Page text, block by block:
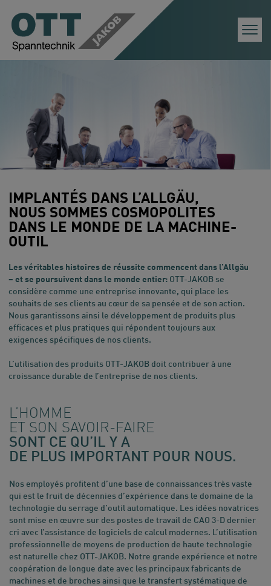
IMPLANTÉS DANS L’ALLGÄU,
NOUS SOMMES COSMOPOLITES
DANS LE MONDE DE LA MACHINE-
OUTIL
Les véritables histoires de réussite commencent dans l’Allgäu
– et se poursuivent dans le monde entier: OTT-JAKOB se
considère comme une entreprise innovante, qui place les
souhaits de ses clients au cœur de sa pensée et de son action.
Nous garantissons ainsi le développement de produits plus
efficaces et plus pratiques qui répondent toujours aux
exigences spécifiques de nos clients.
L’utilisation des produits OTT-JAKOB doit contribuer à une
croissance durable de l’entreprise de nos clients.
L’HOMME
ET SON SAVOIR-FAIRE
SONT CE QU’IL Y A
DE PLUS IMPORTANT POUR NOUS.
Nos employés profitent d’une base de connaissances très vaste
qui est le fruit de décennies d’expérience dans le domaine de la
technologie du serrage d’outil automatique. Les idées novatrices
sont mise en œuvre sur des postes de travail de CAO 3-D dernier
cri avec l’assistance de logiciels de calcul modernes. L’utilisation
professionnelle de moyens de production de haute technologie
est naturelle chez OTT-JAKOB. Notre grande expérience et notre
coopération de longue date avec les principaux fabricants de
machines et de broches ainsi que le transfert systématique de